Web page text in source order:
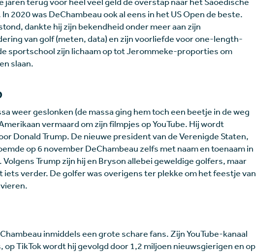
2020 was DeChambeau ook al eens in het US Open de beste.
dankte hij zijn bekendheid onder meer aan zijn
van golf (meten, data) en zijn voorliefde voor one-length-
sportschool zijn lichaam op tot Jerommeke-proporties om
slaan.
weer geslonken (de massa ging hem toch een beetje in de weg
vermaard om zijn filmpjes op YouTube. Hij wordt
Donald Trump. De nieuwe president van de Verenigde Staten,
op 6 november DeChambeau zelfs met naam en toenaam in
Trump zijn hij en Bryson allebei geweldige golfers, maar
verder. De golfer was overigens ter plekke om het feestje van
inmiddels een grote schare fans. Zijn YouTube-kanaal
TikTok wordt hij gevolgd door 1,2 miljoen nieuwsgierigen en op